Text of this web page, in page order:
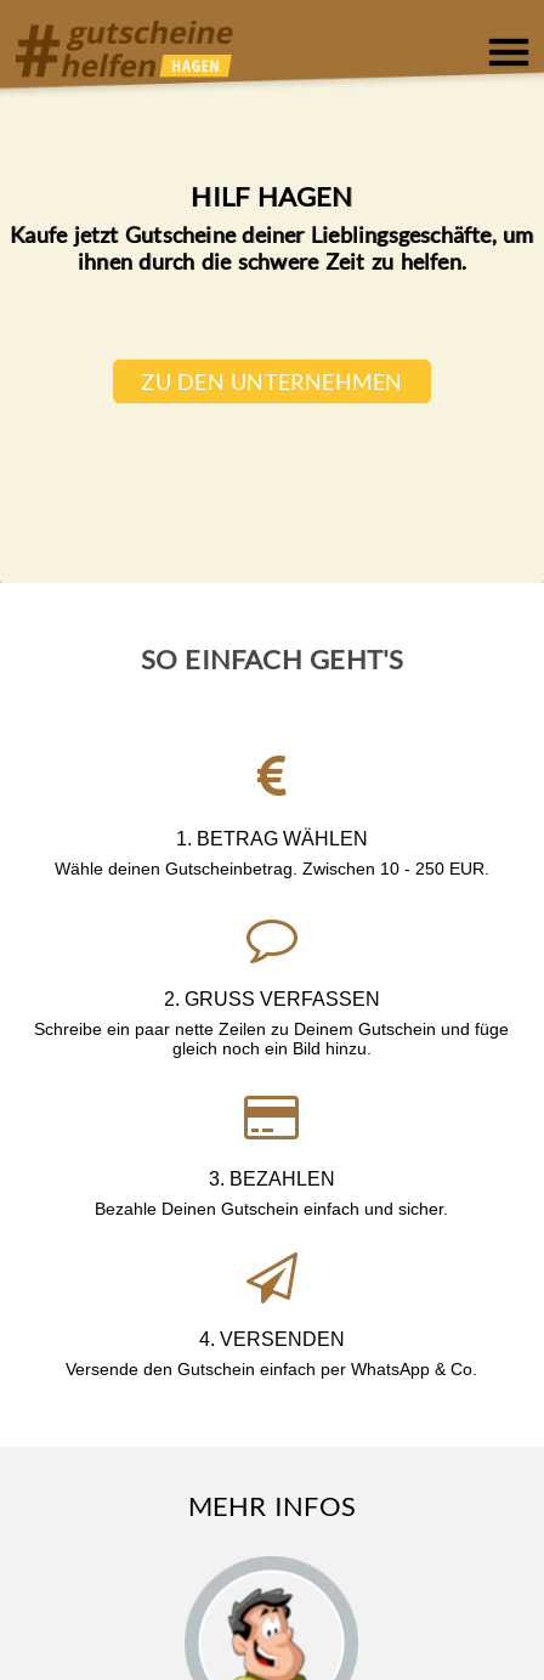
HILF HAGEN
Kaufe jetzt Gutscheine deiner Lieblingsgeschäfte, um
ihnen durch die schwere Zeit zu helfen.
ZU DEN UNTERNEHMEN
SO EINFACH GEHT'S
1. BETRAG WÄHLEN
Wähle deinen Gutscheinbetrag. Zwischen 10 - 250 EUR.
2. GRUSS VERFASSEN
Schreibe ein paar nette Zeilen zu Deinem Gutschein und füge
gleich noch ein Bild hinzu.
3. BEZAHLEN
Bezahle Deinen Gutschein einfach und sicher.
4. VERSENDEN
Versende den Gutschein einfach per WhatsApp & Co.
MEHR INFOS